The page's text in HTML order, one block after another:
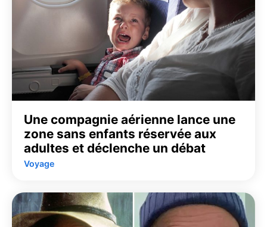
Une compagnie aérienne lance une
zone sans enfants réservée aux
adultes et déclenche un débat
Voyage